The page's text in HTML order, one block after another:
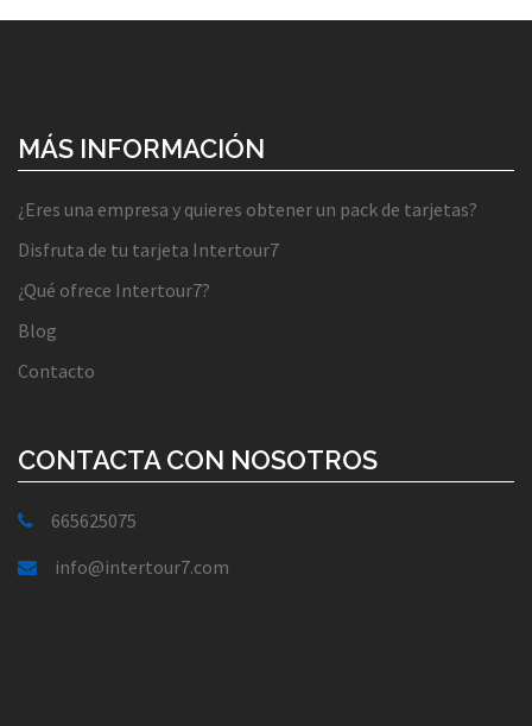
MÁS INFORMACIÓN
¿Eres una empresa y quieres obtener un pack de tarjetas?
Disfruta de tu tarjeta Intertour7
¿Qué ofrece Intertour7?
Blog
Contacto
CONTACTA CON NOSOTROS
665625075
info@intertour7.com